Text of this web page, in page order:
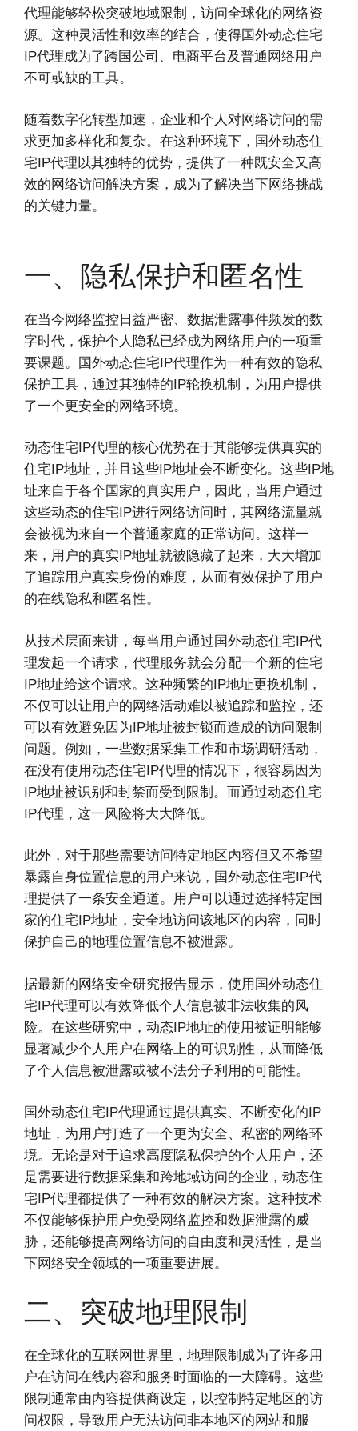
代理能够轻松突破地域限制，访问全球化的网络资
源。这种灵活性和效率的结合，使得国外动态住宅
IP代理成为了跨国公司、电商平台及普通网络用户
不可或缺的工具。
随着数字化转型加速，企业和个人对网络访问的需
求更加多样化和复杂。在这种环境下，国外动态住
宅IP代理以其独特的优势，提供了一种既安全又高
效的网络访问解决方案，成为了解决当下网络挑战
的关键力量。
一、隐私保护和匿名性
在当今网络监控日益严密、数据泄露事件频发的数
字时代，保护个人隐私已经成为网络用户的一项重
要课题。国外动态住宅IP代理作为一种有效的隐私
保护工具，通过其独特的IP轮换机制，为用户提供
了一个更安全的网络环境。
动态住宅IP代理的核心优势在于其能够提供真实的
住宅IP地址，并且这些IP地址会不断变化。这些IP地
址来自于各个国家的真实用户，因此，当用户通过
这些动态的住宅IP进行网络访问时，其网络流量就
会被视为来自一个普通家庭的正常访问。这样一
来，用户的真实IP地址就被隐藏了起来，大大增加
了追踪用户真实身份的难度，从而有效保护了用户
的在线隐私和匿名性。
从技术层面来讲，每当用户通过国外动态住宅IP代
理发起一个请求，代理服务就会分配一个新的住宅
IP地址给这个请求。这种频繁的IP地址更换机制，
不仅可以让用户的网络活动难以被追踪和监控，还
可以有效避免因为IP地址被封锁而造成的访问限制
问题。例如，一些数据采集工作和市场调研活动，
在没有使用动态住宅IP代理的情况下，很容易因为
IP地址被识别和封禁而受到限制。而通过动态住宅
IP代理，这一风险将大大降低。
此外，对于那些需要访问特定地区内容但又不希望
暴露自身位置信息的用户来说，国外动态住宅IP代
理提供了一条安全通道。用户可以通过选择特定国
家的住宅IP地址，安全地访问该地区的内容，同时
保护自己的地理位置信息不被泄露。
据最新的网络安全研究报告显示，使用国外动态住
宅IP代理可以有效降低个人信息被非法收集的风
险。在这些研究中，动态IP地址的使用被证明能够
显著减少个人用户在网络上的可识别性，从而降低
了个人信息被泄露或被不法分子利用的可能性。
国外动态住宅IP代理通过提供真实、不断变化的IP
地址，为用户打造了一个更为安全、私密的网络环
境。无论是对于追求高度隐私保护的个人用户，还
是需要进行数据采集和跨地域访问的企业，动态住
宅IP代理都提供了一种有效的解决方案。这种技术
不仅能够保护用户免受网络监控和数据泄露的威
胁，还能够提高网络访问的自由度和灵活性，是当
下网络安全领域的一项重要进展。
二、突破地理限制
在全球化的互联网世界里，地理限制成为了许多用
户在访问在线内容和服务时面临的一大障碍。这些
限制通常由内容提供商设定，以控制特定地区的访
问权限，导致用户无法访问非本地区的网站和服